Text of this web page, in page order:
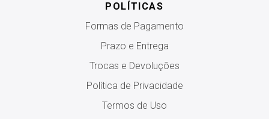
POLÍTICAS
Formas de Pagamento
Prazo e Entrega
Trocas e Devoluções
Política de Privacidade
Termos de Uso